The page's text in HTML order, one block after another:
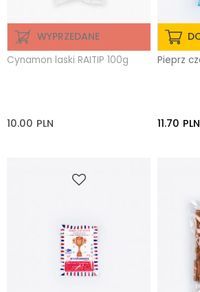
WYPRZEDANE
Cynamon laski RAITIP 100g
10.00 PLN
Pieprz
11.70 PLN